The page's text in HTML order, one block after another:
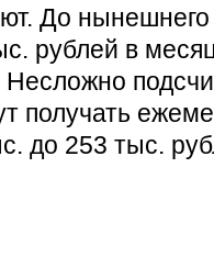
До
рублей в
Несложно
получать
до 253 тыс.